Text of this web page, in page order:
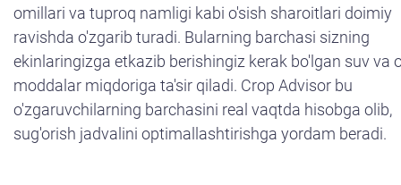
omillari va tuproq namligi kabi o'sish sharoitlari doimiy
ravishda o'zgarib turadi. Bularning barchasi sizning
ekinlaringizga etkazib berishingiz kerak bo'lgan suv va
moddalar miqdoriga ta'sir qiladi. Crop Advisor bu
o'zgaruvchilarning barchasini real vaqtda hisobga olib,
sug'orish jadvalini optimallashtirishga yordam beradi.